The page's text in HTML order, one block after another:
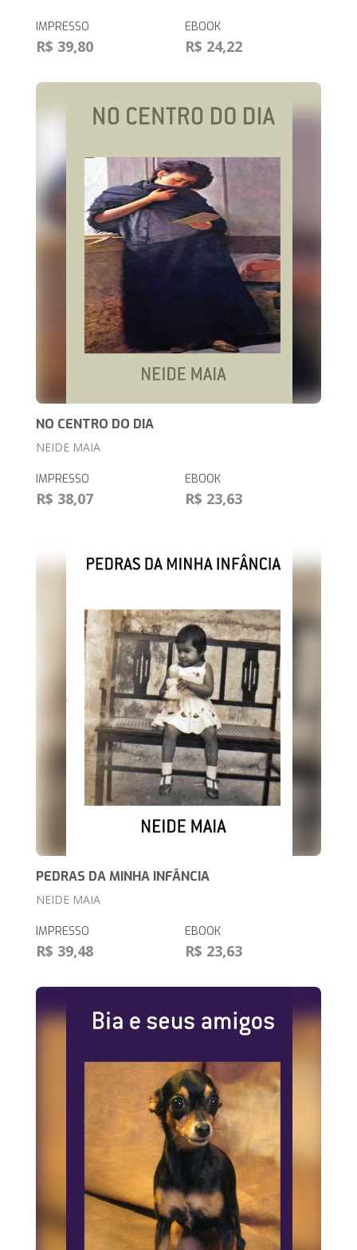
IMPRESSO
R$ 39,80
EBOOK
R$ 24,22
NO CENTRO DO DIA
NEIDE MAIA
IMPRESSO
R$ 38,07
EBOOK
R$ 23,63
PEDRAS DA MINHA INFÂNCIA
NEIDE MAIA
IMPRESSO
R$ 39,48
EBOOK
R$ 23,63